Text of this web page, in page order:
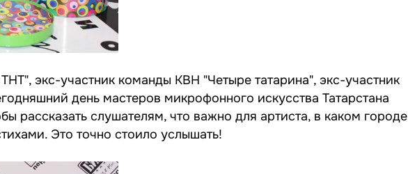
экс-участник команды КВН "Четыре татарина", экс-участник
день мастеров микрофонного искусства Татарстана
рассказать слушателям, что важно для артиста, в каком городе
Это точно стоило услышать!